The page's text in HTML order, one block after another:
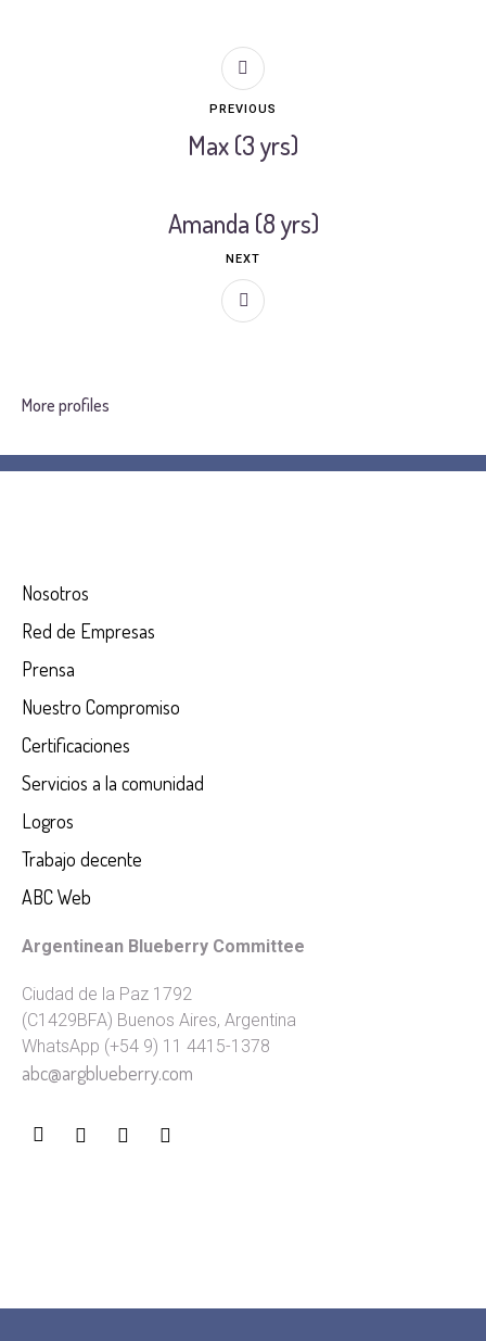
Max (3 yrs)
PREVIOUS
Amanda (8 yrs)
NEXT
More profiles
Nosotros
Red de Empresas
Prensa
Nuestro Compromiso
Certificaciones
Servicios a la comunidad
Logros
Trabajo decente
ABC Web
Argentinean Blueberry Committee
Ciudad de la Paz 1792
(C1429BFA) Buenos Aires, Argentina
WhatsApp (+54 9) 11 4415-1378
abc@argblueberry.com